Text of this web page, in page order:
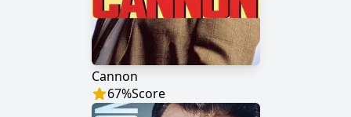
Cannon
67%Score